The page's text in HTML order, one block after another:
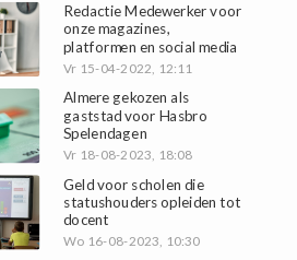
Redactie Medewerker voor
onze magazines,
platformen en social media
Vr 15-04-2022, 12:11
Almere gekozen als
gaststad voor Hasbro
Spelendagen
Vr 18-08-2023, 18:08
Geld voor scholen die
statushouders opleiden tot
docent
Wo 16-08-2023, 10:30